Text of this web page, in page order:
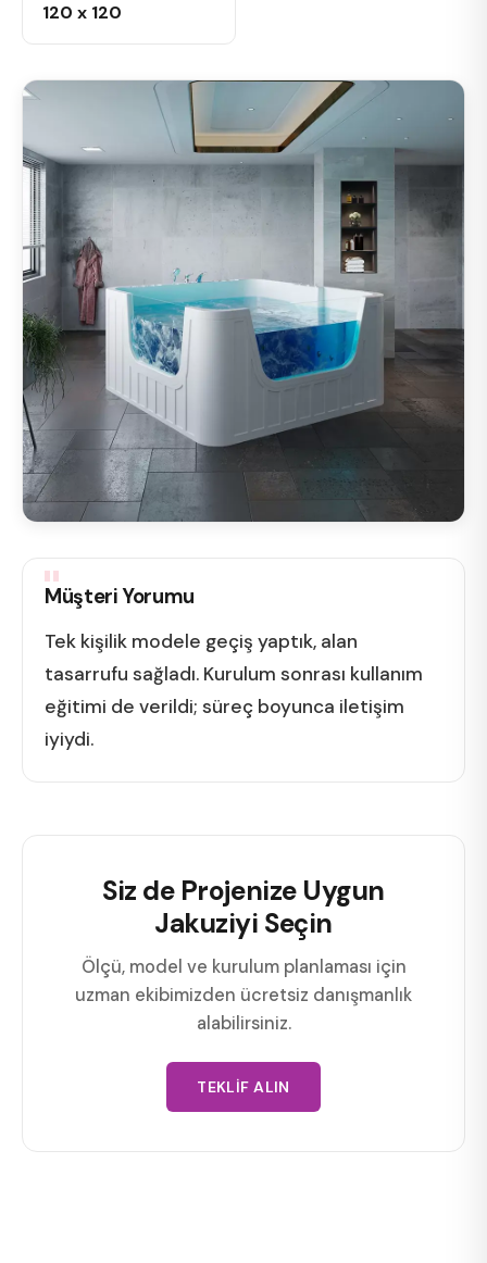
120 x 120
Müşteri Yorumu
Tek kişilik modele geçiş yaptık, alan
tasarrufu sağladı. Kurulum sonrası kullanım
eğitimi de verildi; süreç boyunca iletişim
iyiydi.
Siz de Projenize Uygun
Jakuziyi Seçin
Ölçü, model ve kurulum planlaması için
uzman ekibimizden ücretsiz danışmanlık
alabilirsiniz.
TEKLIF ALIN